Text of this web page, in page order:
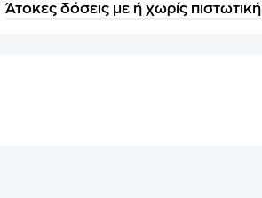
Άτοκες δόσεις με ή χωρίς πιστωτική